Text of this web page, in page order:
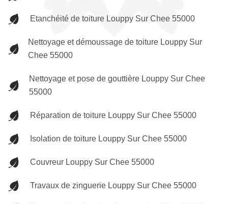
Etanchéité de toiture Louppy Sur Chee 55000
Nettoyage et démoussage de toiture Louppy Sur
Chee 55000
Nettoyage et pose de gouttière Louppy Sur Chee
55000
Réparation de toiture Louppy Sur Chee 55000
Isolation de toiture Louppy Sur Chee 55000
Couvreur Louppy Sur Chee 55000
Travaux de zinguerie Louppy Sur Chee 55000